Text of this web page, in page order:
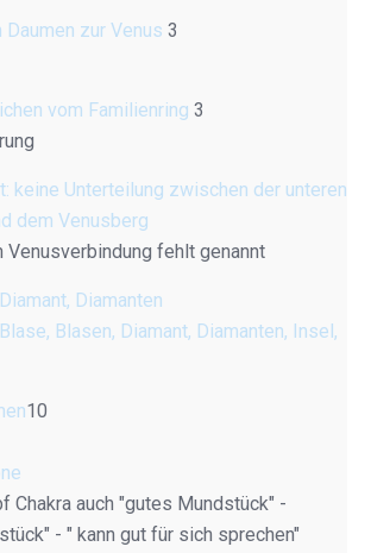
zur Venus 3
vom Familienring 3
keine Unterteilung zwischen der unteren
dem Venusberg
Venusverbindung fehlt genannt
Diamanten
Blasen, Diamant, Diamanten, Insel,
10
Chakra auch "gutes Mundstück" -
- " kann gut für sich sprechen"